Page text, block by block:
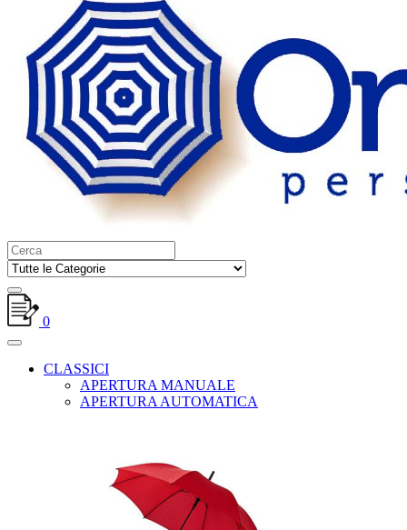
0
CLASSICI
APERTURA MANUALE
APERTURA AUTOMATICA